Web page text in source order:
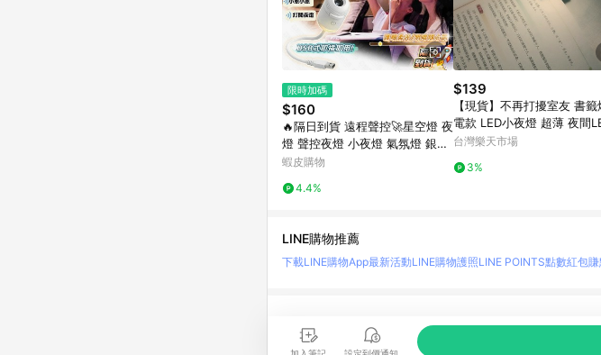
限時加碼
$160
🔥隔日到貨 遠程聲控🚀星空燈 夜
燈 聲控夜燈 小夜燈 氣氛燈 銀河
投影燈 星空投影燈 禮物 車載星
蝦皮購物
4.4%
$139
【現貨】不再打擾室友 書
電款 LED小夜燈 超薄 夜間LED
便攜式 便籤燈 夾書燈 讀書燈
台灣樂天市場
3%
LINE購物推薦
下載LINE購物App最新活動LINE購物護照LINE POINTS點數紅包
LINE 購物是匯集購物情報與商品資訊的整合性平台，並依購物
時間差，請務必點擊商品至各合作網路商家，確認現售價與購物條